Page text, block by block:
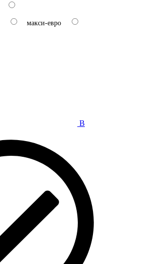
макси-евро
В